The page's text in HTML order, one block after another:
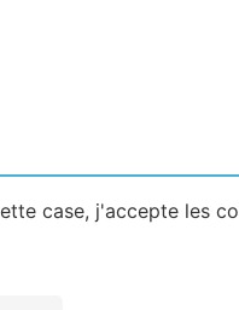
case, j'accepte les